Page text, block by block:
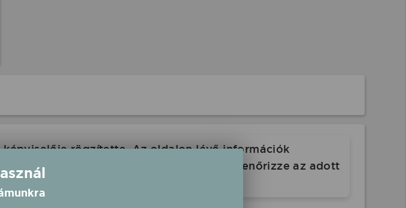
rögzítette. Az oldalon lévő információk
nem tud vállalni. Indulás előtt ellenőrizze az adott
paramétereit.